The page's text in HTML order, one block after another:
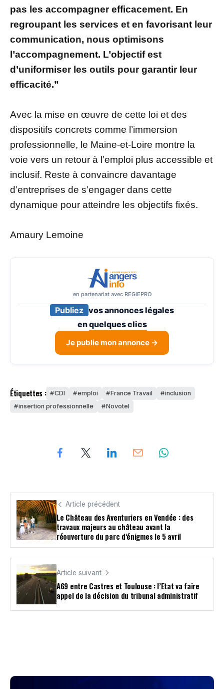
pas les accompagner efficacement. En
regroupant les services et en favorisant leur
communication, nous optimisons
l’accompagnement. L’objectif est
d’uniformiser les outils pour garantir leur
efficacité.”
Avec la mise en œuvre de cette loi et des
dispositifs concrets comme l’immersion
professionnelle, le Maine-et-Loire montre la
voie vers un retour à l’emploi plus accessible et
inclusif. Reste à convaincre davantage
d’entreprises de s’engager dans cette
dynamique pour atteindre les objectifs fixés.
Amaury Lemoine
en partenariat avec REGIEPRO
Publiez vos annonces légales
enquelques clics
Je publie mon annonce →
Étiquettes : CDI emploi France Travail
inclusion
insertion professionnelle
Novotel
Article précédent
Le Château des Aventuriers en Vendée : des
travaux majeurs au château avant la
réouverture du parc d’énigmes le 5 avril
Article suivant
A69 entre Castres et Toulouse : l’Etat va faire
appel de la décision du tribunal administratif